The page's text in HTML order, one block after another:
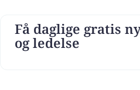
Få daglige gratis
og ledelse